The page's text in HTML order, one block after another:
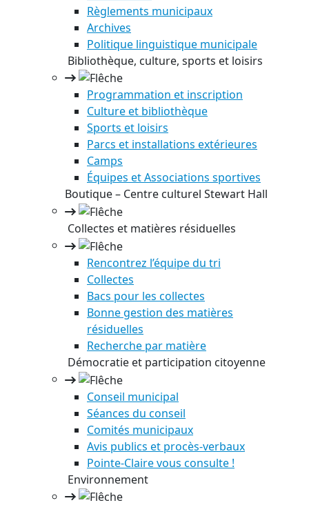
Règlements municipaux
Archives
Politique linguistique municipale
Bibliothèque, culture, sports et loisirs
Programmation et inscription
Culture et bibliothèque
Sports et loisirs
Parcs et installations extérieures
Camps
Équipes et Associations sportives
Boutique – Centre culturel Stewart Hall
Collectes et matières résiduelles
Rencontrez l’équipe du tri
Collectes
Bacs pour les collectes
Bonne gestion des matières
résiduelles
Recherche par matière
Démocratie et participation citoyenne
Conseil municipal
Séances du conseil
Comités municipaux
Avis publics et procès-verbaux
Pointe-Claire vous consulte !
Environnement